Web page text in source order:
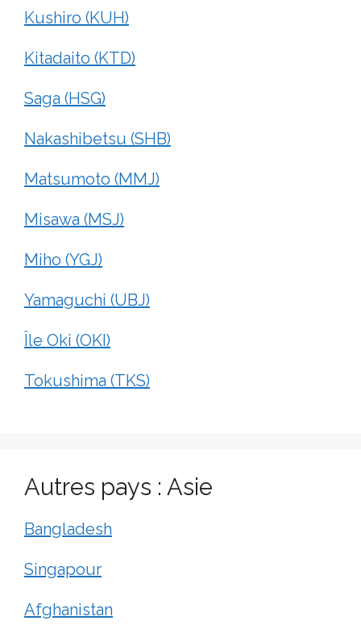
Kushiro (KUH)
Kitadaito (KTD)
Saga (HSG)
Nakashibetsu (SHB)
Matsumoto (MMJ)
Misawa (MSJ)
Miho (YGJ)
Yamaguchi (UBJ)
Île Oki (OKI)
Tokushima (TKS)
Autres pays : Asie
Bangladesh
Singapour
Afghanistan